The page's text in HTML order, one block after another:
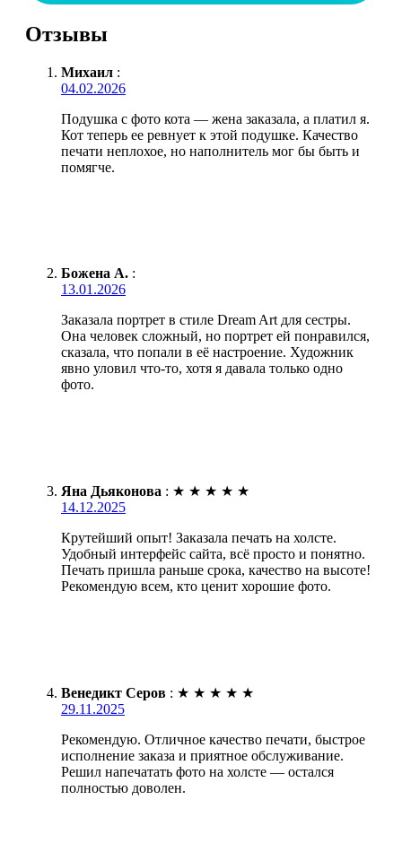
Отзывы
Михаил :
04.02.2026
Подушка с фото кота — жена заказала, а платил я.
Кот теперь ее ревнует к этой подушке. Качество
печати неплохое, но наполнитель мог бы быть и
помягче.
Божена А. :
13.01.2026
Заказала портрет в стиле Dream Art для сестры.
Она человек сложный, но портрет ей понравился,
сказала, что попали в её настроение. Художник
явно уловил что-то, хотя я давала только одно
фото.
Яна Дьяконова : ★ ★ ★ ★ ★
14.12.2025
Крутейший опыт! Заказала печать на холсте.
Удобный интерфейс сайта, всё просто и понятно.
Печать пришла раньше срока, качество на высоте!
Рекомендую всем, кто ценит хорошие фото.
Венедикт Серов : ★ ★ ★ ★ ★
29.11.2025
Рекомендую. Отличное качество печати, быстрое
исполнение заказа и приятное обслуживание.
Решил напечатать фото на холсте — остался
полностью доволен.